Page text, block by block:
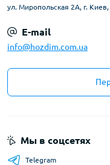
ул. Миропольская 2А, г.
E-mail
info@hozdim.com.ua
Мы в соцсетях
Telegram